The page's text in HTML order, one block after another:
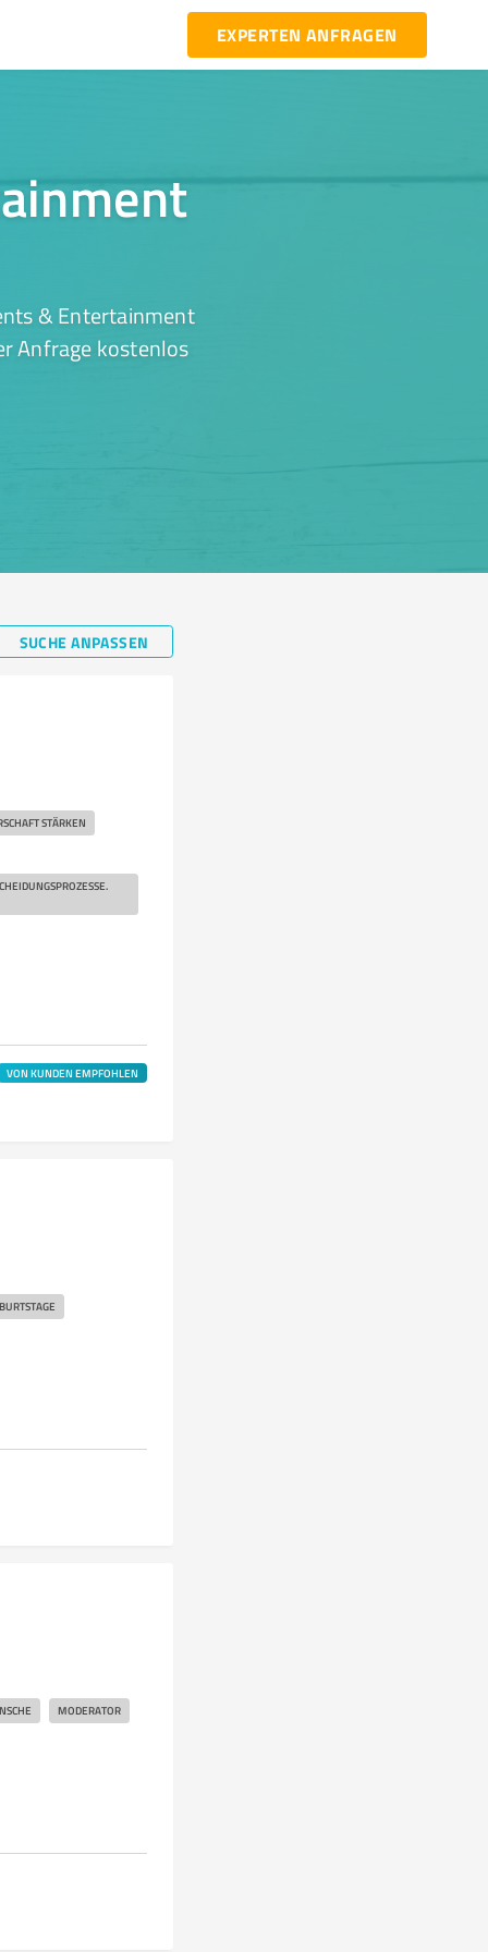
EXPERTEN ANFRAGEN
& Entertainment
Anfrage kostenlos
SUCHE ANPASSEN
STÄRKEN
VON KUNDEN EMPFOHLEN
MODERATOR